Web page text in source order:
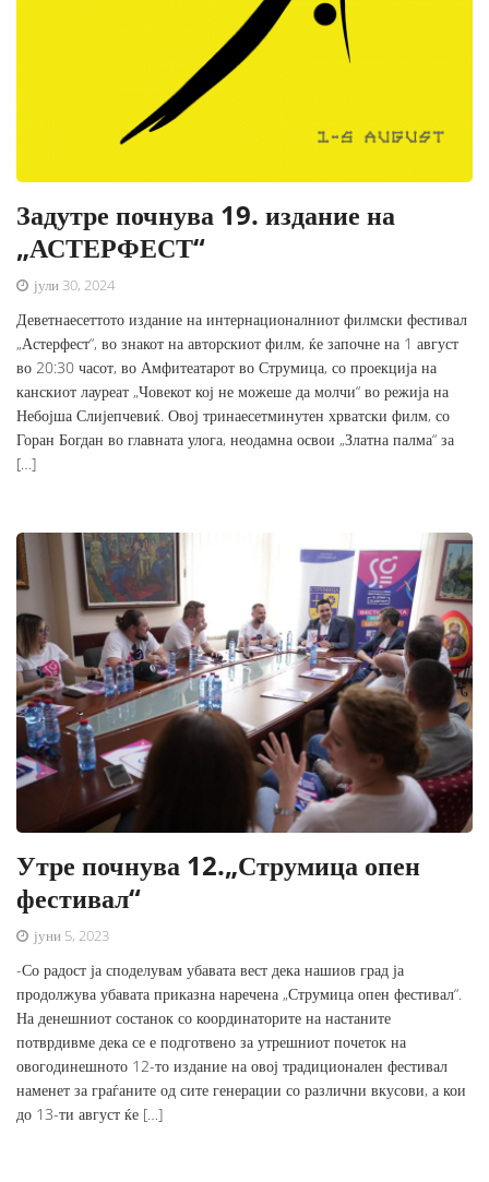
Задутре почнува 19. издание на
„АСТЕРФЕСТ“
јули 30, 2024
Деветнаесеттото издание на интернационалниот филмски фестивал
„Астерфест“, во знакот на авторскиот филм, ќе започне на 1 август
во 20:30 часот, во Амфитеатарот во Струмица, со проекција на
канскиот лауреат „Човекот кој не можеше да молчи“ во режија на
Небојша Слијепчевиќ. Овој тринаесетминутен хрватски филм, со
Горан Богдан во главната улога, неодамна освои „Златна палма“ за
[…]
Утре почнува 12.„Струмица опен
фестивал“
јуни 5, 2023
-Со радост ја споделувам убавата вест дека нашиов град ја
продолжува убавата приказна наречена „Струмица опен фестивал“.
На денешниот состанок со координаторите на настаните
потврдивме дека се е подготвено за утрешниот почеток на
овогодинешното 12-то издание на овој традиционален фестивал
наменет за граѓаните од сите генерации со различни вкусови, а кои
до 13-ти август ќе […]